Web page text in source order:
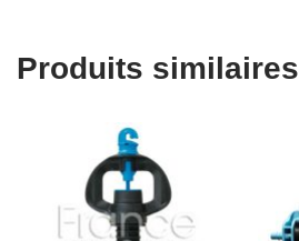
Produits similaires